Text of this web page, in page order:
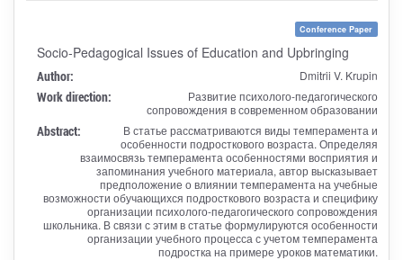
Conference Paper
Socio-Pedagogical Issues of Education and Upbringing
Author: Dmitrii V. Krupin
Work direction:
Развитие психолого-педагогического
сопровождения в современном образовании
Abstract:
В статье рассматриваются виды темперамента и
особенности подросткового возраста. Определяя
взаимосвязь темперамента особенностями восприятия и
запоминания учебного материала, автор высказывает
предположение о влиянии темперамента на учебные
возможности обучающихся подросткового возраста и специфику
организации психолого-педагогического сопровождения
школьника. В связи с этим в статье формулируются особенности
организации учебного процесса с учетом темперамента
подростка на примере уроков математики.